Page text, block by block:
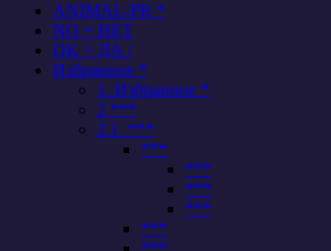
ANIMAL-PR *
NO = НЕТ
OK = ДА /
Избранное *
1. Избранное *
2 ***
2.1. ***
***
***
***
***
***